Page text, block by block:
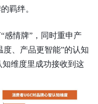
羁绊。
感情牌”，同时重申产
、产品更智能”的认知
知维度里 成功接收到这